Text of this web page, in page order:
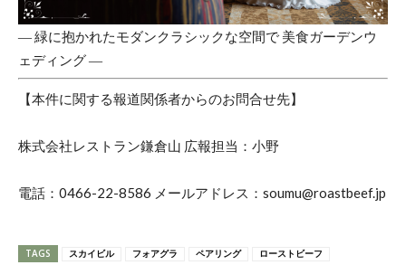
― 緑に抱かれたモダンクラシックな空間で 美食ガーデンウ
ェディング ―
【本件に関する報道関係者からのお問合せ先】
株式会社レストラン鎌倉山 広報担当：小野
電話：0466-22-8586 メールアドレス：soumu@roastbeef.jp
TAGS スカイビル フォアグラ ペアリング ローストビーフ